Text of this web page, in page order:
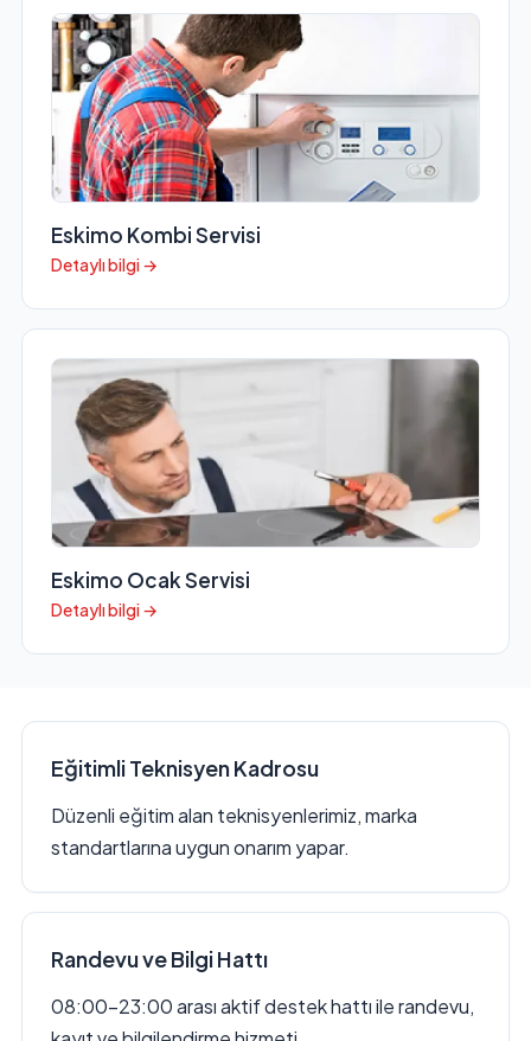
Eskimo Kombi Servisi
Detaylı bilgi →
Eskimo Ocak Servisi
Detaylı bilgi →
Eğitimli Teknisyen Kadrosu
Düzenli eğitim alan teknisyenlerimiz, marka
standartlarına uygun onarım yapar.
Randevu ve Bilgi Hattı
08:00–23:00 arası aktif destek hattı ile randevu,